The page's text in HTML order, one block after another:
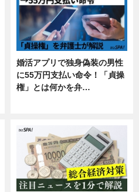
婚活アプリで独身偽装の男性
に55万円支払い命令！「貞操
権」とは何かを弁…